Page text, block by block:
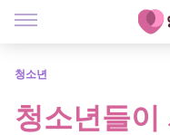
청소년
청소년들